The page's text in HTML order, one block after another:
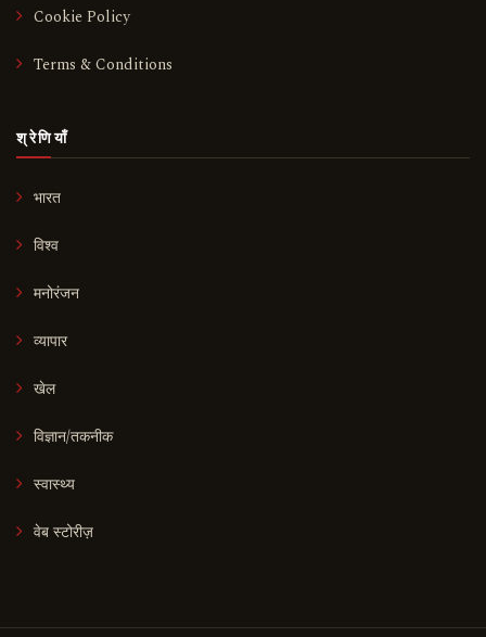
Cookie Policy
Terms & Conditions
श्रेणियाँ
भारत
विश्व
मनोरंजन
व्यापार
खेल
विज्ञान/तकनीक
स्वास्थ्य
वेब स्टोरीज़